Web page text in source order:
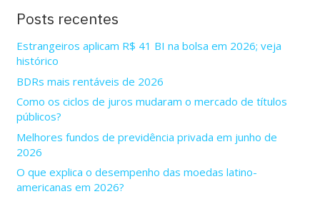
Posts recentes
Estrangeiros aplicam R$ 41 BI na bolsa em 2026; veja
histórico
BDRs mais rentáveis de 2026
Como os ciclos de juros mudaram o mercado de títulos
públicos?
Melhores fundos de previdência privada em junho de
2026
O que explica o desempenho das moedas latino-
americanas em 2026?